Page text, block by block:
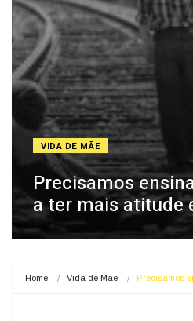
VIDA DE MÃE
Precisamos
a ter mais atitude
Home Vida de Mãe Precisamos